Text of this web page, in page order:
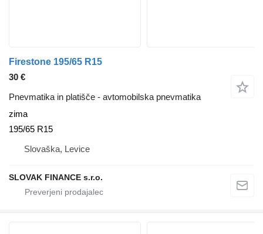
Firestone 195/65 R15
30 €
Pnevmatika in platišče - avtomobilska pnevmatika
zima
195/65 R15
Slovaška, Levice
SLOVAK FINANCE s.r.o.